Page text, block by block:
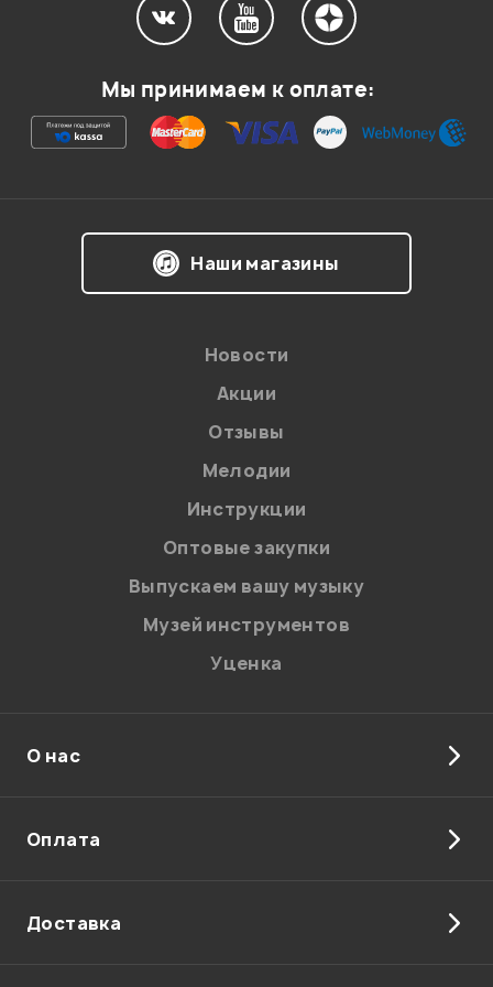
Впечатления о товаре:
на обработку персональных данных в
персональных данных.
Введите проверочное число:
Мы принимаем к оплате:
Наши магазины
Новости
Акции
Отзывы
Мелодии
Инструкции
Оптовые закупки
Выпускаем вашу музыку
Музей инструментов
Уценка
О нас
Оплата
Доставка